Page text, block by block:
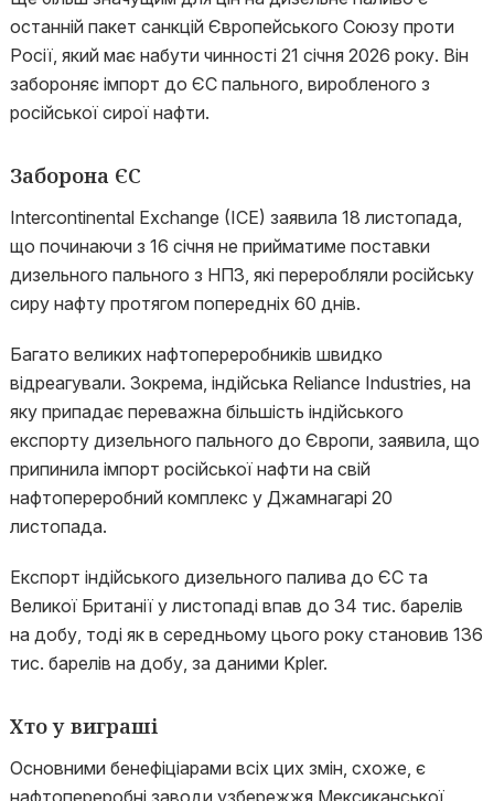
останній пакет санкцій Європейського Союзу проти
Росії, який має набути чинності 21 січня 2026 року. Він
забороняє імпорт до ЄС пального, виробленого з
російської сирої нафти.
Заборона ЄС
Intercontinental Exchange (ICE) заявила 18 листопада,
що починаючи з 16 січня не прийматиме поставки
дизельного пального з НПЗ, які переробляли російську
сиру нафту протягом попередніх 60 днів.
Багато великих нафтопереробників швидко
відреагували. Зокрема, індійська Reliance Industries, на
яку припадає переважна більшість індійського
експорту дизельного пального до Європи, заявила, що
припинила імпорт російської нафти на свій
нафтопереробний комплекс у Джамнагарі 20
листопада.
Експорт індійського дизельного палива до ЄС та
Великої Британії у листопаді впав до 34 тис. барелів
на добу, тоді як в середньому цього року становив 136
тис. барелів на добу, за даними Kpler.
Хто у виграші
Основними бенефіціарами всіх цих змін, схоже, є
нафтопереробні заводи узбережжя Мексиканської